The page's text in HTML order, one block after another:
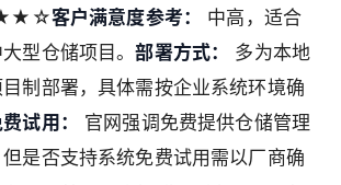
客户满意度参考：
中高，适合
型仓储项目。部署方式：
多为本地
制部署，具体需按企业系统环境确
试用：
官网强调免费提供仓储管理
是否支持系统免费试用需以厂商确